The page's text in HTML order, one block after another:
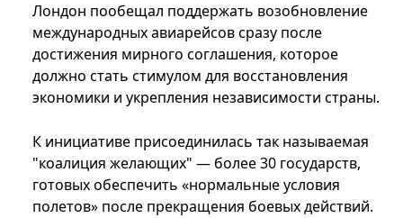
Лондон пообещал поддержать возобновление
международных авиарейсов сразу после
достижения мирного соглашения, которое
должно стать стимулом для восстановления
экономики и укрепления независимости страны.
К инициативе присоединилась так называемая
"коалиция желающих" — более 30 государств,
готовых обеспечить «нормальные условия
полетов» после прекращения боевых действий.